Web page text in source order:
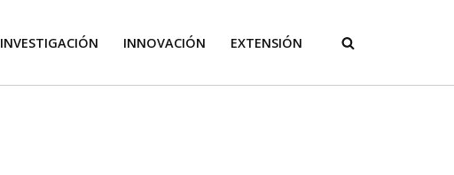
INVESTIGACIÓN INNOVACIÓN EXTENSIÓN